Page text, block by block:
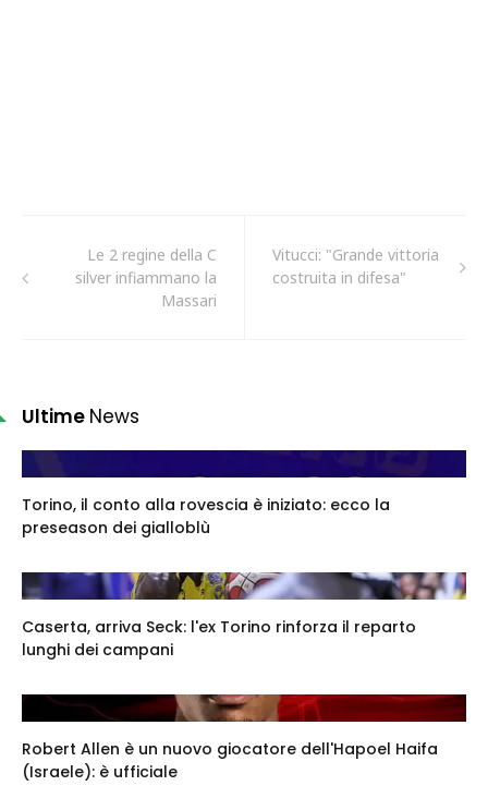
Le 2 regine della C
silver infiammano la
Massari
Vitucci: "Grande vittoria
costruita in difesa"
Ultime News
Torino, il conto alla rovescia è iniziato: ecco la
preseason dei gialloblù
Caserta, arriva Seck: l'ex Torino rinforza il reparto
lunghi dei campani
Robert Allen è un nuovo giocatore dell'Hapoel Haifa
(Israele): è ufficiale